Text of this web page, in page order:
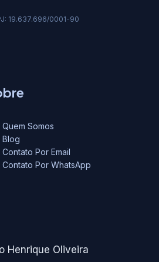
19.637.696/0001-90
Quem Somos
Blog
Contato Por Email
Contato Por WhatsApp
Henrique Oliveira